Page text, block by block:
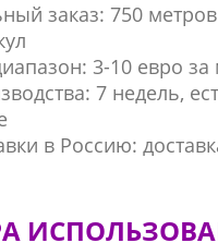
заказ: 750
3-10 евро за
7 недель,
в Россию: